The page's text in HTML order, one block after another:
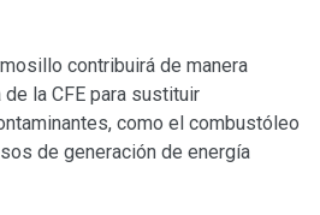
contribuirá de manera
la CFE para sustituir
como el combustóleo
de generación de energía